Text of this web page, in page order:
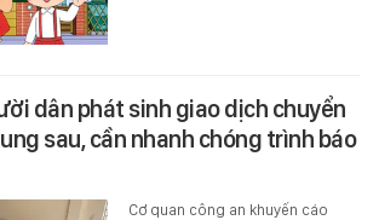
dân phát sinh giao dịch chuyển
sau, cần nhanh chóng trình báo
Cơ quan công an khuyến cáo